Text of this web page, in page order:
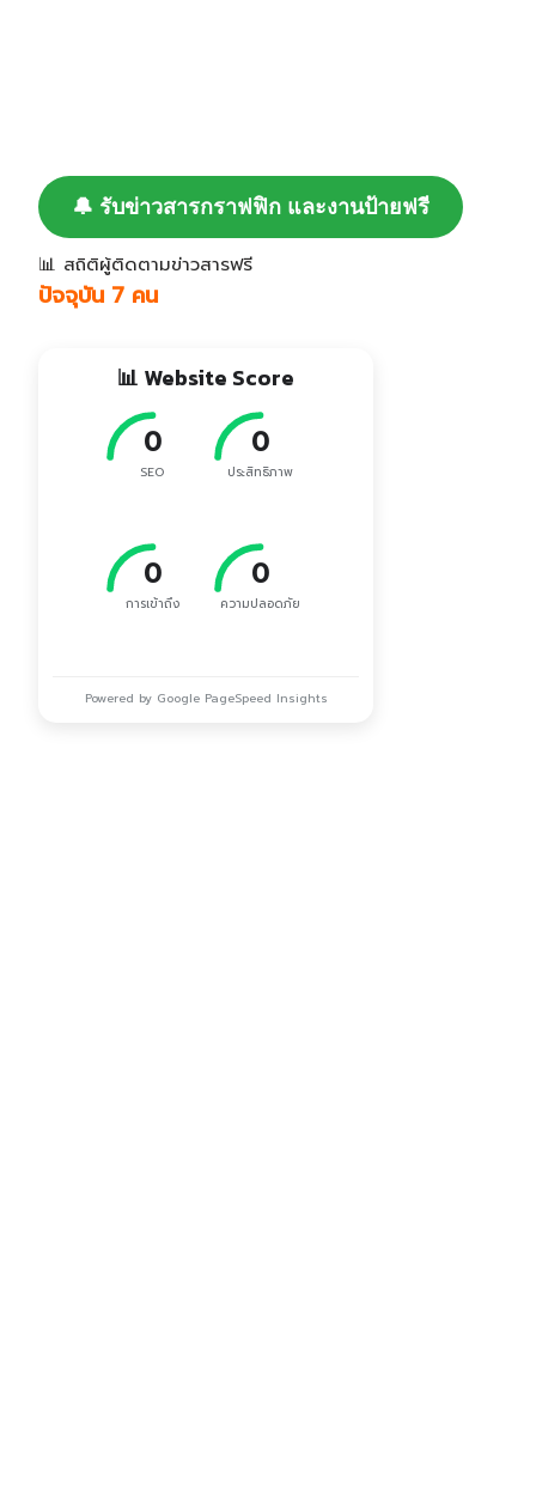
🔔 รับข่าวสารกราฟฟิก และงานป้ายฟรี
📊 สถิติผู้ติดตามข่าวสารฟรี
ปัจจุบัน 7 คน
📊 Website Score
0
SEO
0
ประสิทธิภาพ
0
การเข้าถึง
0
ความปลอดภัย
Powered by Google PageSpeed Insights